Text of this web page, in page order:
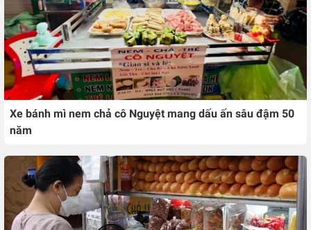
Xe bánh mì nem chả cô Nguyệt mang dấu ấn sâu đậm 50
năm